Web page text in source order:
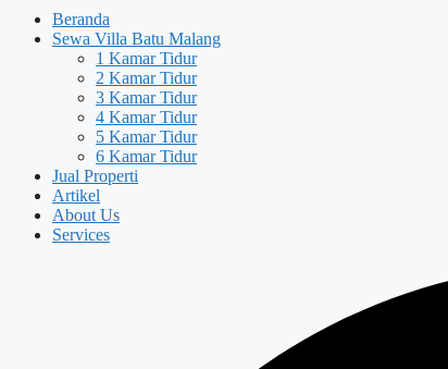
Beranda
Sewa Villa Batu Malang
1 Kamar Tidur
2 Kamar Tidur
3 Kamar Tidur
4 Kamar Tidur
5 Kamar Tidur
6 Kamar Tidur
Jual Properti
Artikel
About Us
Services